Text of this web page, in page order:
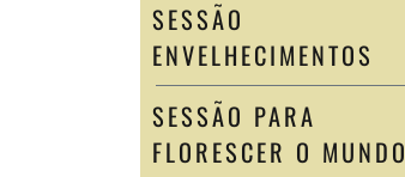
SESSÃO
ENVELHECIMENTOS
SESSÃO PARA
FLORESCER O MUNDO